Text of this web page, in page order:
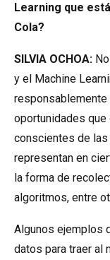
Learning que
Cola?
SILVIA OCHOA:
y el Machine
responsablemente
oportunidades
conscientes de
representan en
la forma de
algoritmos, entre
Algunos ejemplos
datos para traer al